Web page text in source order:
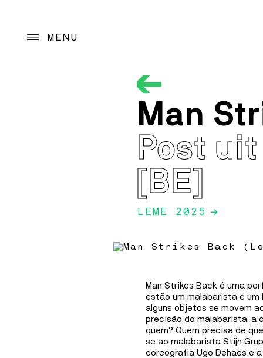
MENU
Cultural program
Programmatic
Action Programs
Reception
Information
Man
Post
[BE]
LEME 2025 →
Man Strikes Back é uma
estão um malabarista e um
alguns objetos se movem
precisão do malabarista, a
quem? Quem precisa de
se ao malabarista Stijn
coreografia Ugo Dehaes e